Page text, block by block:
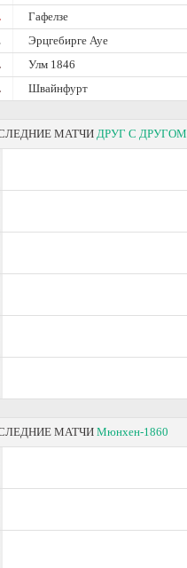
Гафелзе
Эрцгебирге Ауе
Улм 1846
Швайнфурт
МАТЧИ ДРУГ С ДРУГОМ
МАТЧИ Мюнхен-1860